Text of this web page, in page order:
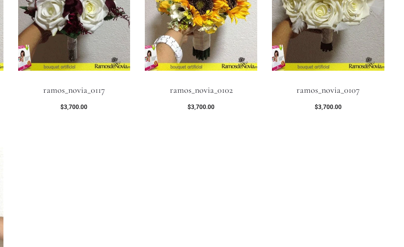
ramos_novia_0117
$3,700.00
ramos_novia_0102
$3,700.00
ramos_novia_0107
$3,700.00